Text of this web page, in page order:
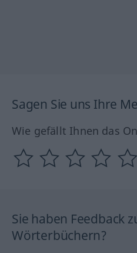
Sagen Sie uns Ihre
Wie gefällt Ihnen das
Sie haben Feedback
Wörterbüchern?